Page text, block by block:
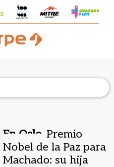
En Oslo. Premio
Nobel de la Paz para
Machado: su hija